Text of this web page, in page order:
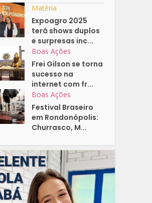
Matéria
Expoagro 2025
terá shows duplos
e surpresas inc...
Boas Ações
Frei Gilson se torna
sucesso na
internet com fr...
Boas Ações
Festival Braseiro
em Rondonópolis:
Churrasco, M...